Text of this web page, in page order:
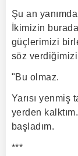
Şu an
İkimizin
güçlerimizi
söz
"Bu olmaz.
Yarısı yenmiş
yerden
başladım.
***